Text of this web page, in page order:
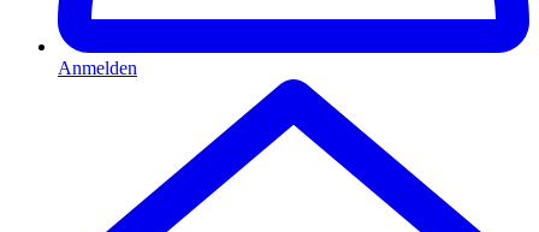
Anmelden